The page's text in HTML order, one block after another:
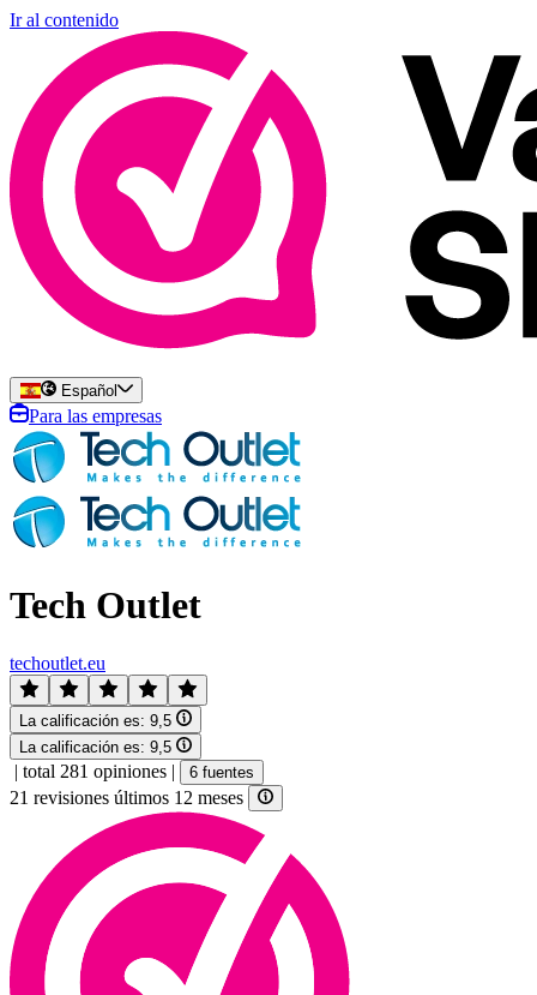
Ir al contenido
Español
Para las empresas
Tech Outlet
techoutlet.eu
La calificación es: 9,5
La calificación es: 9,5
| total 281 opiniones | 6 fuentes
21 revisiones últimos 12 meses